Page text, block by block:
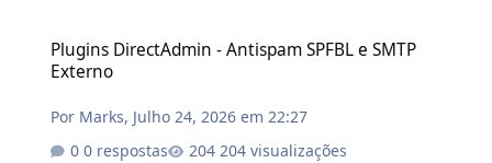
Plugins DirectAdmin - Antispam SPFBL e SMTP
Externo
Por Marks, Julho 24, 2026 em 22:27
0 respostas
204 visualizações